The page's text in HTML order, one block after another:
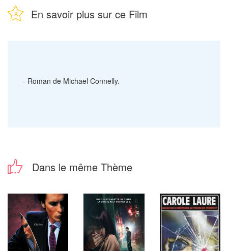
En savoir plus sur ce Film
- Roman de Michael Connelly.
Dans le même Thème